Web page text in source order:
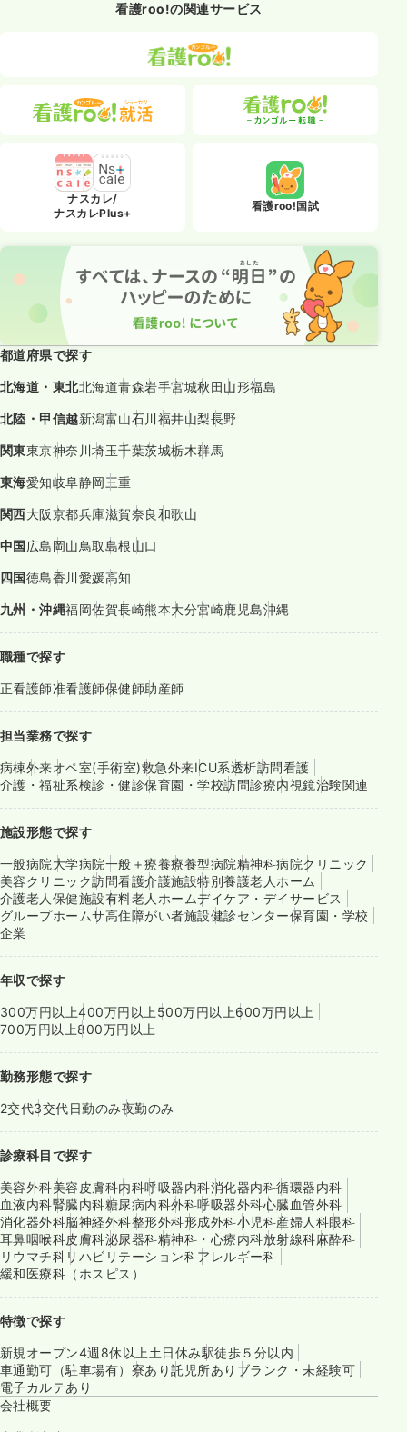
看護roo!の関連サービス
ナスカレ/
ナスカレPlus+
看護roo!国試
都道府県で探す
北海道・東北北海道青森岩手宮城秋田山形福島
北陸・甲信越新潟富山石川福井山梨長野
関東東京神奈川埼玉千葉茨城栃木群馬
東海愛知岐阜静岡三重
関西大阪京都兵庫滋賀奈良和歌山
中国広島岡山鳥取島根山口
四国徳島香川愛媛高知
九州・沖縄福岡佐賀長崎熊本大分宮崎鹿児島沖縄
職種で探す
正看護師准看護師保健師助産師
担当業務で探す
病棟外来オペ室(手術室)救急外来ICU系透析訪問看護
介護・福祉系検診・健診保育園・学校訪問診療内視鏡治験関連
施設形態で探す
一般病院大学病院一般＋療養療養型病院精神科病院クリニック
美容クリニック訪問看護介護施設特別養護老人ホーム
介護老人保健施設有料老人ホームデイケア・デイサービス
グループホームサ高住障がい者施設健診センター保育園・学校
企業
年収で探す
300万円以上400万円以上 500万円以上600万円以上
700万円以上800万円以上
勤務形態で探す
2交代3交代日勤のみ夜勤のみ
診療科目で探す
美容外科美容皮膚科内科呼吸器内科消化器内科循環器内科
血液内科腎臓内科糖尿病内科外科呼吸器外科心臓血管外科
消化器外科脳神経外科整形外科形成外科小児科産婦人科眼科
耳鼻咽喉科皮膚科泌尿器科精神科・心療内科放射線科麻酔科
リウマチ科リハビリテーション科アレルギー科
緩和医療科（ホスピス）
特徴で探す
新規オープン4週8休以上 土日休み駅徒歩５分以内
車通勤可（駐車場有） 寮あり託児所あり ブランク・未経験可
電子カルテあり
会社概要